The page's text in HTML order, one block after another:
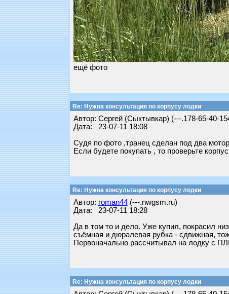
ещё фото
Re: Нужна консультация по корпусу лодки
Автор: Сергей (Сыктывкар) (---.178-65-40-
Дата: 23-07-11 18:08
Судя по фото ,транец сделан под два
Если будете покупать , то проверьте
Re: Нужна консультация по корпусу лодки
Автор: roman44(---.nwgsm.ru)
Дата: 23-07-11 18:28
Да в том то и дело. Уже купил, покрасил
съёмная и дюралевая рубка - сдвижная,
Первоначально рассчитывал на лодку с
Re: Нужна консультация по корпусу лодки